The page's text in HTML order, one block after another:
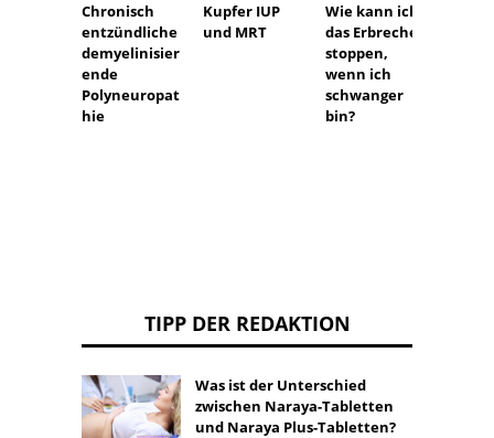
Chronisch
entzündliche
demyelinisier
ende
Polyneuropat
hie
Kupfer IUP
und MRT
Wie kann ich
das Erbrechen
stoppen,
wenn ich
schwanger
bin?
TIPP DER REDAKTION
Was ist der Unterschied
zwischen Naraya-Tabletten
und Naraya Plus-Tabletten?